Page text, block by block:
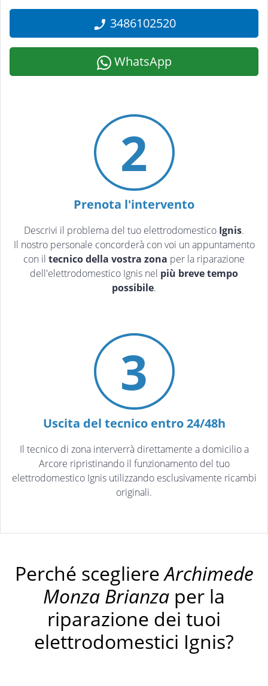
3486102520
WhatsApp
2
Prenota l'intervento
Descrivi il problema del tuo elettrodomestico Ignis.
Il nostro personale concorderà con voi un appuntamento
con il tecnico della vostra zona per la riparazione
dell'elettrodomestico Ignis nel più breve tempo
possibile.
3
Uscita del tecnico entro 24/48h
Il tecnico di zona interverrà direttamente a domicilio a
Arcore ripristinando il funzionamento del tuo
elettrodomestico Ignis utilizzando esclusivamente ricambi
originali.
Perché scegliereArchimede
Monza Brianza per la
riparazione dei tuoi
elettrodomestici Ignis?